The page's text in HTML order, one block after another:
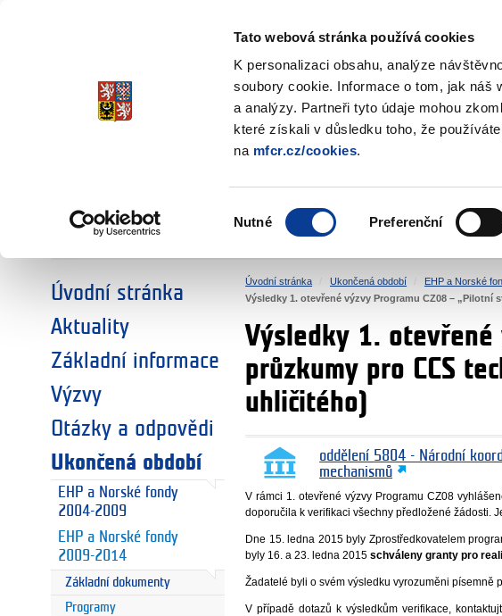
Tato webová stránka používá cookies
K personalizaci obsahu, analýze
soubory cookie. Informace o tom, jak
a analýzy. Partneři tyto údaje mohou
které získali v důsledku toho, že
na mfcr.cz/cookies.
souhlasu
Nutné Preferenční
Fondy EHP a Norska
ZVOLTE SI OBLAST:
SOCIÁLNÍ DIALOG ŽIVOTNÍ PROSTŘEDÍ LIDSKÁ
Úvodní stránka
Aktuality
Základní informace
Výzvy
Otázky a odpovědi
Ukončená období
EHP a Norské fondy
2004-2009
EHP a Norské fondy
2009-2014
Základní dokumenty
Programy
Úvodní stránka Ukončená období EHP a Norské
Výsledky 1. otevřené výzvy Programu CZ08 –
Výsledky 1.
průzkumy pro CCS
uhličitého)
oddělení 5804 - Národní
mechanismů
V rámci 1. otevřené výzvy Programu CZ08
doporučila k verifikaci všechny předložené žádosti.
Dne 15. ledna 2015 byly Zprostředkovatelem
byly 16. a 23. ledna 2015schváleny granty pro
Žadatelé byli o svém výsledku vyrozuměni písemně
V případě dotazů k výsledkům verifikace,